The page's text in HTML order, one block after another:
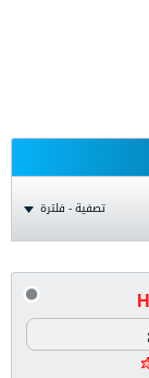
تصفية - فلترة